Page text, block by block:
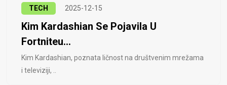
TECH 2025-12-15
Kim Kardashian Se Pojavila U
Fortniteu...
Kim Kardashian, poznata ličnost na društvenim mrežama
i televiziji, ..